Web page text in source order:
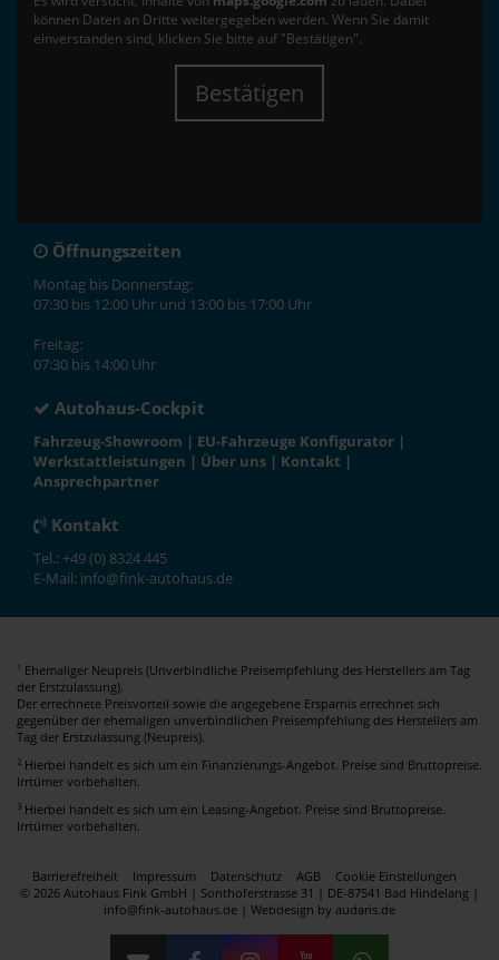
können Daten an Dritte weitergegeben werden. Wenn Sie damit
einverstanden sind, klicken Sie bitte auf "Bestätigen".
Bestätigen
Öffnungszeiten
Montag bis Donnerstag:
07:30 bis 12:00 Uhr und 13:00 bis 17:00 Uhr
Freitag:
07:30 bis 14:00 Uhr
Autohaus-Cockpit
Fahrzeug-Showroom | EU-Fahrzeuge Konfigurator |
Werkstattleistungen | Über uns | Kontakt |
Ansprechpartner
Kontakt
Tel.: +49 (0) 8324 445
E-Mail: info@fink-autohaus.de
1 Ehemaliger Neupreis (Unverbindliche Preisempfehlung des Herstellers am Tag
der Erstzulassung).
Der errechnete Preisvorteil sowie die angegebene Ersparnis errechnet sich
gegenüber der ehemaligen unverbindlichen Preisempfehlung des Herstellers am
Tag der Erstzulassung (Neupreis).
2 Hierbei handelt es sich um ein Finanzierungs-Angebot. Preise sind Bruttopreise.
Irrtümer vorbehalten.
3 Hierbei handelt es sich um ein Leasing-Angebot. Preise sind Bruttopreise.
Irrtümer vorbehalten.
Barrierefreiheit Impressum Datenschutz AGB
Cookie Einstellungen
© 2026 Autohaus Fink GmbH | Sonthoferstrasse 31 | DE-87541 Bad Hindelang |
info@fink-autohaus.de | Webdesign by audaris.de